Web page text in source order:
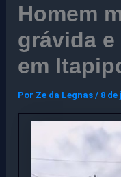
Homem
grávida
em
Por Ze da Legnas/ 8 de